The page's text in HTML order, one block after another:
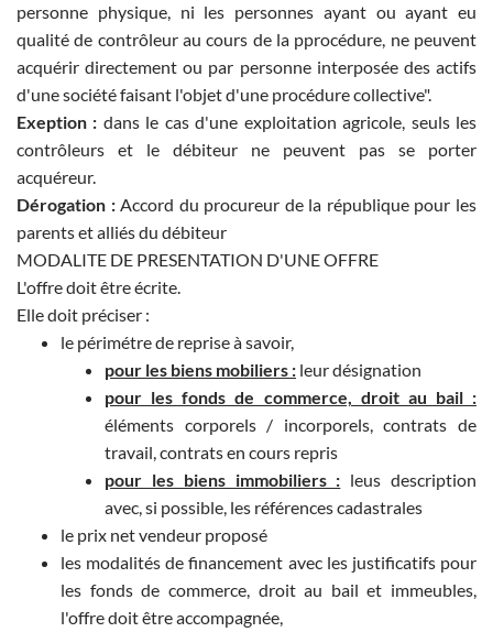
personne physique, ni les personnes ayant ou ayant eu
qualité de contrôleur au cours de la pprocédure, ne peuvent
acquérir directement ou par personne interposée des actifs
d'une société faisant l'objet d'une procédure collective".
Exeption : dans le cas d'une exploitation agricole, seuls les
contrôleurs et le débiteur ne peuvent pas se porter
acquéreur.
Dérogation :Accord du procureur de la république pour les
parents et alliés du débiteur
MODALITE DE PRESENTATION D'UNE OFFRE
L'offre doit être écrite.
Elle doit préciser :
le périmétre de reprise à savoir,
pour les biens mobiliers : leur désignation
pour les fonds de commerce, droit au bail :
éléments corporels / incorporels, contrats de
travail, contrats en cours repris
pour les biens immobiliers : leus description
avec, si possible, les références cadastrales
le prix net vendeur proposé
les modalités de financement avec les justificatifs pour
les fonds de commerce, droit au bail et immeubles,
l'offre doit être accompagnée,